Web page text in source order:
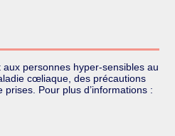
aux personnes hyper-sensibles au
cœliaque, des précautions
Pour plus d’informations :